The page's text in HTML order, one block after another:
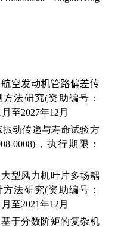
航空发动机管路偏差传
方法研究(资助编号：
月至2027年12 月
振动传递与寿命试验方
0008)，执行期限：
型风力机叶片多场耦
方法研究(资助编号：
月至2021年12 月
于分数阶矩的复杂机